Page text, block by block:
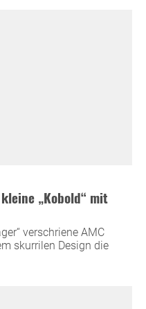
„Kobold“ mit
verschriene AMC
skurrilen Design die